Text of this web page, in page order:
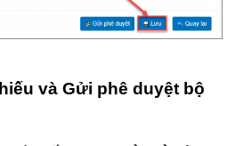
và Gửi phê duyệt bộ